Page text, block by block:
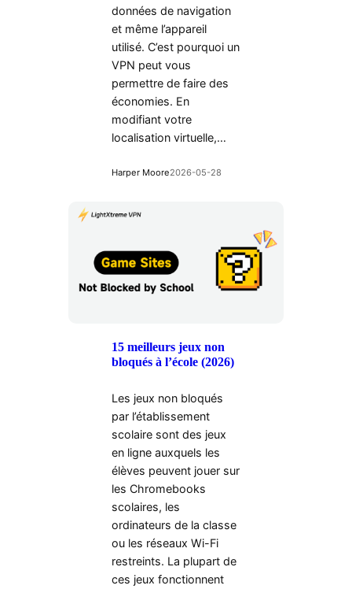
données de navigation
et même l’appareil
utilisé. C’est pourquoi un
VPN peut vous
permettre de faire des
économies. En
modifiant votre
localisation virtuelle,…
Harper Moore2026-05-28
15 meilleurs jeux non
bloqués à l’école (2026)
Les jeux non bloqués
par l’établissement
scolaire sont des jeux
en ligne auxquels les
élèves peuvent jouer sur
les Chromebooks
scolaires, les
ordinateurs de la classe
ou les réseaux Wi-Fi
restreints. La plupart de
ces jeux fonctionnent